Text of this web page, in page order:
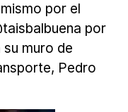
por el
por
su muro de
Pedro